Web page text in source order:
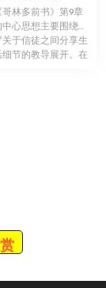
哥林多前书》第9章
中心思想主要围绕保
关于信徒之间分享生
细节的教导展开。在